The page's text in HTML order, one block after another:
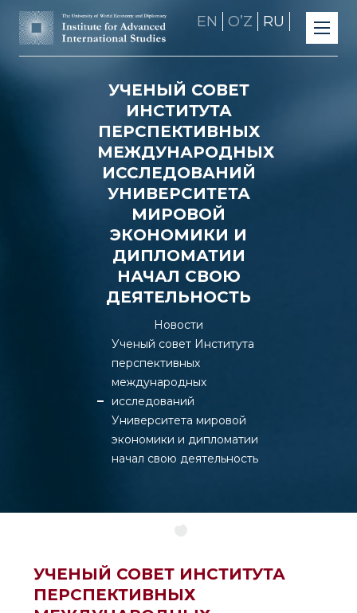
EN OʼZ RU
УЧЕНЫЙ СОВЕТ
ИНСТИТУТА
ПЕРСПЕКТИВНЫХ
МЕЖДУНАРОДНЫХ
ИССЛЕДОВАНИЙ
УНИВЕРСИТЕТА
МИРОВОЙ
ЭКОНОМИКИ И
ДИПЛОМАТИИ
НАЧАЛ СВОЮ
ДЕЯТЕЛЬНОСТЬ
Новости
Ученый совет Института
перспективных
международных
исследований
Университета мировой
экономики и дипломатии
начал свою деятельность
УЧЕНЫЙ СОВЕТ ИНСТИТУТА
ПЕРСПЕКТИВНЫХ